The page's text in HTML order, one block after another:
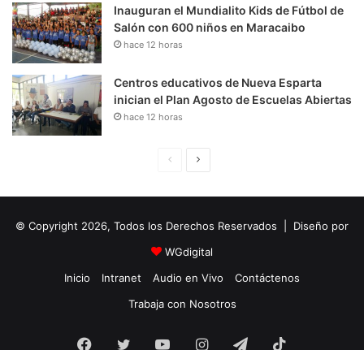
Inauguran el Mundialito Kids de Fútbol de
Salón con 600 niños en Maracaibo
hace 12 horas
Centros educativos de Nueva Esparta
inician el Plan Agosto de Escuelas Abiertas
hace 12 horas
i
n
a
u
i
e
e
© Copyright 2026, Todos los Derechos Reservados | Diseño por
WGdigital
Inicio
Intranet Audio en Vivo
Contáctenos
Trabaja con Nosotros
Facebook
Twitter YouTubeInstagramTelegram